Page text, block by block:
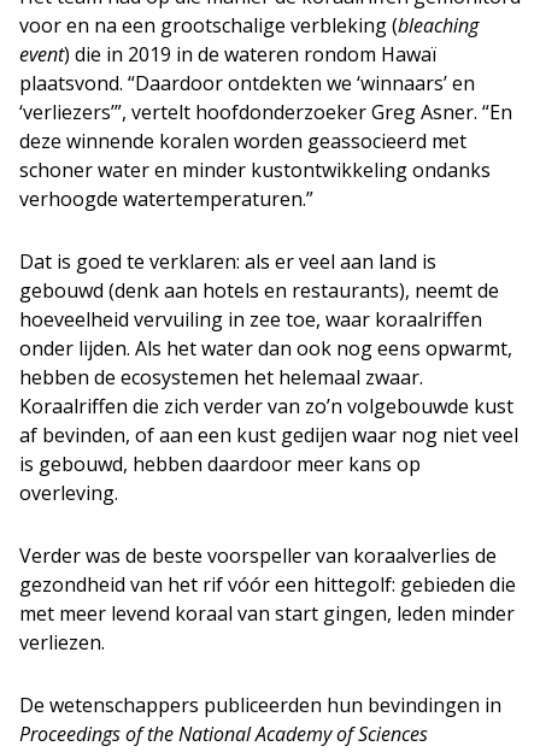
voor en na een grootschalige verbleking (bleaching
event) die in 2019 in de wateren rondom Hawaï
plaatsvond. “Daardoor ontdekten we ‘winnaars’ en
‘verliezers’”, vertelt hoofdonderzoeker Greg Asner. “En
deze winnende koralen worden geassocieerd met
schoner water en minder kustontwikkeling ondanks
verhoogde watertemperaturen.”
Dat is goed te verklaren: als er veel aan land is
gebouwd (denk aan hotels en restaurants), neemt de
hoeveelheid vervuiling in zee toe, waar koraalriffen
onder lijden. Als het water dan ook nog eens opwarmt,
hebben de ecosystemen het helemaal zwaar.
Koraalriffen die zich verder van zo’n volgebouwde kust
af bevinden, of aan een kust gedijen waar nog niet veel
is gebouwd, hebben daardoor meer kans op
overleving.
Verder was de beste voorspeller van koraalverlies de
gezondheid van het rif vóór een hittegolf: gebieden die
met meer levend koraal van start gingen, leden minder
verliezen.
De wetenschappers publiceerden hun bevindingen in
Proceedings of the National Academy of Sciences